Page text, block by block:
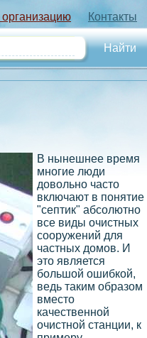
Контакты
В нынешнее время
многие люди
довольно часто
включают в понятие
"септик" абсолютно
все виды очистных
сооружений для
частных домов. И
это является
большой ошибкой,
ведь таким образом
вместо
качественной
очистной станции, к